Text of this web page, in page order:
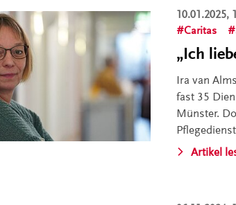
10.01.2025,
Caritas
„Ich
Ira van
fast 35
Münster.
Artikel